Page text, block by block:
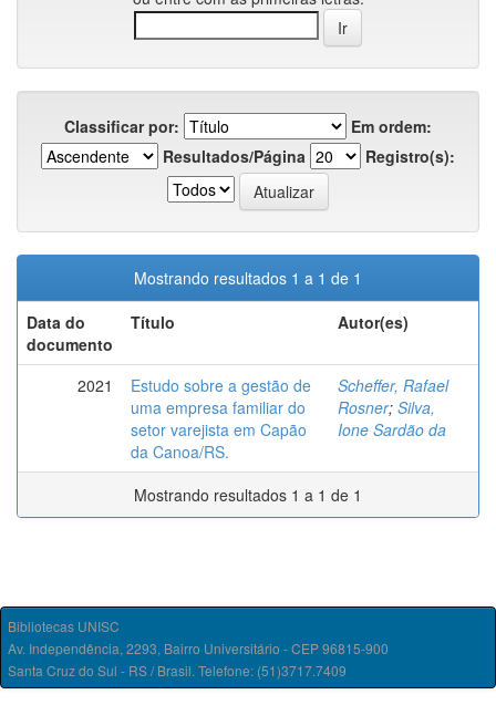
Classificar por:
Em ordem:
Resultados/Página
Registro(s):
Mostrando resultados 1 a 1 de 1
Data do
documento
Título Autor(es)
2021
Estudo sobre a gestão de
uma empresa familiar do
setor varejista em Capão
da Canoa/RS.
Scheffer, Rafael
Rosner; Silva,
Ione Sardão da
Mostrando resultados 1 a 1 de 1
Bibliotecas UNISC
Av. Independência, 2293, Bairro Universitário - CEP 96815-900
Santa Cruz do Sul - RS / Brasil. Telefone: (51)3717.7409